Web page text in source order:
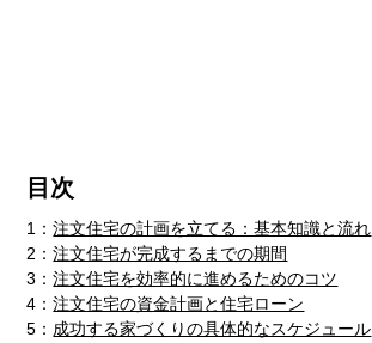
目次
1：注文住宅の計画を立てる：基本知識と流れ
2：注文住宅が完成するまでの期間
3：注文住宅を効率的に進めるためのコツ
4：注文住宅の資金計画と住宅ローン
5： 成功する家づくりの具体的なスケジュール